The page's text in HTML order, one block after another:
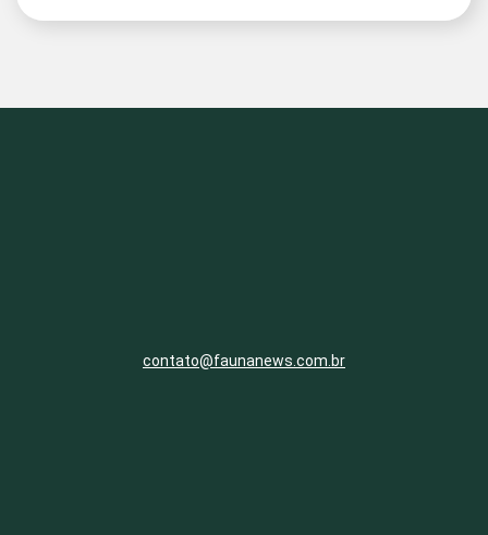
contato@faunanews.com.br